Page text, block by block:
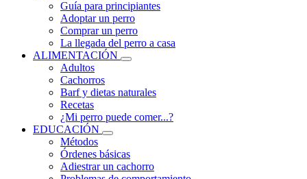
Guía para principiantes
Adoptar un perro
Comprar un perro
La llegada del perro a casa
ALIMENTACIÓN
Adultos
Cachorros
Barf y dietas naturales
Recetas
¿Mi perro puede comer...?
EDUCACIÓN
Métodos
Órdenes básicas
Adiestrar un cachorro